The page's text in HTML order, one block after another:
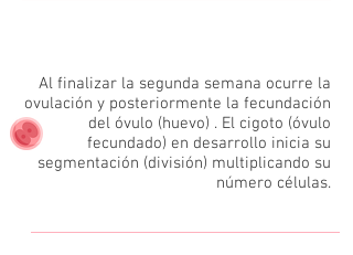
Al finalizar la segunda semana ocurre la
ovulación y posteriormente la fecundación
del óvulo (huevo) . El cigoto (óvulo
fecundado) en desarrollo inicia su
segmentación (división) multiplicando su
número células.